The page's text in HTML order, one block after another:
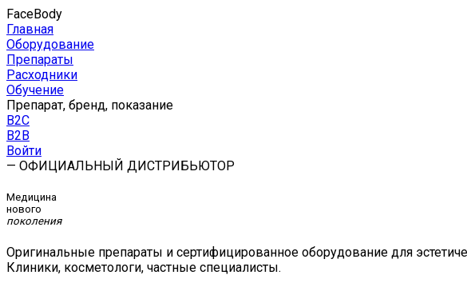
FaceBody
Главная
Оборудование
Препараты
Расходники
Обучение
Препарат, бренд, показание
B2C
B2B
Войти
— ОФИЦИАЛЬНЫЙ ДИСТРИБЬЮТОР
Медицина
нового
поколения
Оригинальные препараты и сертифицированное оборудование для
Клиники, косметологи, частные специалисты.